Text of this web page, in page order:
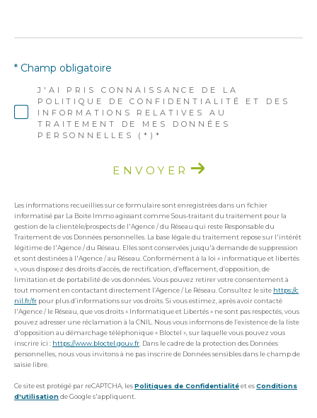
J'AI PRIS CONNAISSANCE DE LA
POLITIQUE DE CONFIDENTIALITÉ ET DES
INFORMATIONS RELATIVES AU
TRAITEMENT DE MES DONNÉES
PERSONNELLES (*)*
* Champ obligatoire
ENVOYER
Les informations recueillies sur ce formulaire sont enregistrées dans un fichier
informatisé par La Boite Immo agissant comme Sous-traitant du traitement pour la
gestion de la clientèle/prospects de l'Agence / du Réseau qui reste Responsable du
Traitement de vos Données personnelles. La base légale du traitement repose sur l'intérêt
légitime de l'Agence / du Réseau. Elles sont conservées jusqu'à demande de suppression
et sont destinées à l'Agence / au Réseau. Conformément à la loi « informatique et libertés
», vous disposez des droits d’accès, de rectification, d’effacement, d’opposition, de
limitation et de portabilité de vos données. Vous pouvez retirer votre consentement à
tout moment en contactant directement l’Agence / Le Réseau. Consultez le site https://c
nil.fr/fr pour plus d’informations sur vos droits. Si vous estimez, après avoir contacté
l'Agence / le Réseau, que vos droits « Informatique et Libertés » ne sont pas respectés, vous
pouvez adresser une réclamation à la CNIL. Nous vous informons de l’existence de la liste
d'opposition au démarchage téléphonique « Bloctel », sur laquelle vous pouvez vous
inscrire ici : https://www.bloctel.gouv.fr. Dans le cadre de la protection des Données
personnelles, nous vous invitons à ne pas inscrire de Données sensibles dans le champ de
saisie libre.
Ce site est protégé par reCAPTCHA, lesPolitiques de Confidentialitéet esConditions
d'utilisationde Google s'appliquent.